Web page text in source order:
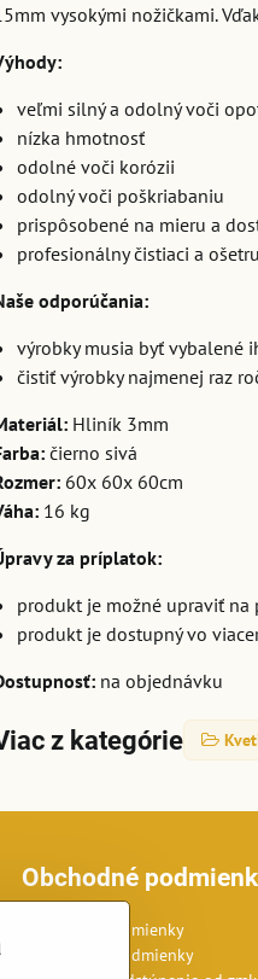
vysokými nožičkami.
veľmi silný a odolný voči
nízka hmotnosť
odolné voči korózii
odolný voči poškriabaniu
prispôsobené na mieru a
profesionálny čistiaci a
odporúčania:
výrobky musia byť vybalené
čistiť výrobky najmenej raz
Hliník 3mm
čierno sivá
60x 60x 60cm
16 kg
za príplatok:
produkt je možné upraviť na
produkt je dostupný vo
na objednávku
z kategórie
Obchodné
Obchodné podmienky
Reklamačné podmienky